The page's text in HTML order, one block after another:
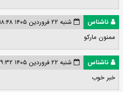
ناشناس
شنبه ۲۲ فروردین ۱۴۰۵ ۱۸:۱۸:۴۸
ممنون مارکو
ناشناس
شنبه ۲۲ فروردین ۱۴۰۵ ۱۸:۱۹:۳۲
خبر خوب